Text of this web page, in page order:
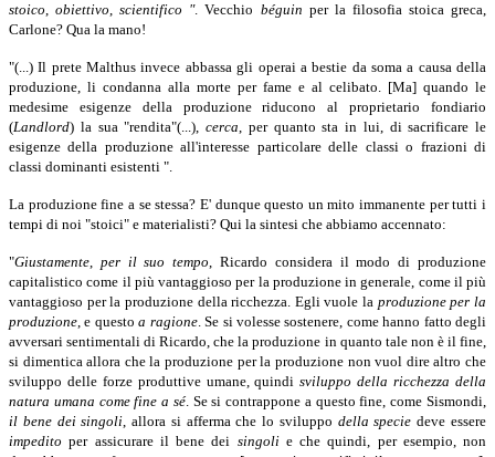
stoico, obiettivo, scientifico ". Vecchio béguin per la filosofia stoica greca,
Carlone? Qua la mano!
"(...) Il prete Malthus invece abbassa gli operai a bestie da soma a causa della
produzione, li condanna alla morte per fame e al celibato. [Ma] quando le
medesime esigenze della produzione riducono al proprietario fondiario
(Landlord) la sua "rendita"(...), cerca, per quanto sta in lui, di sacrificare le
esigenze della produzione all'interesse particolare delle classi o frazioni di
classi dominanti esistenti ".
La produzione fine a se stessa? E' dunque questo un mito immanente per tutti i
tempi di noi "stoici" e materialisti? Qui la sintesi che abbiamo accennato:
"Giustamente, per il suo tempo, Ricardo considera il modo di produzione
capitalistico come il più vantaggioso per la produzione in generale, come il più
vantaggioso per la produzione della ricchezza. Egli vuole la produzione per la
produzione, e questoa ragione. Se si volesse sostenere, come hanno fatto degli
avversari sentimentali di Ricardo, che la produzione in quanto tale non è il fine,
si dimentica allora che la produzione per la produzione non vuol dire altro che
sviluppo delle forze produttive umane, quindisviluppo della ricchezza della
natura umana come fine a sé. Se si contrappone a questo fine, come Sismondi,
il bene dei singoli, allora si afferma che lo sviluppo della speciedeve essere
impeditoper assicurare il bene dei singoli e che quindi, per esempio, non